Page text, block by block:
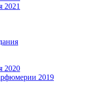
2021
2020
2019